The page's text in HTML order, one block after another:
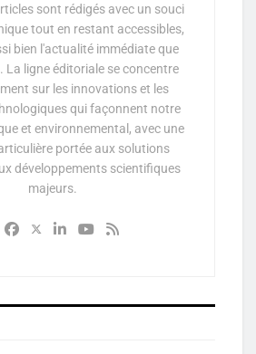
sont rédigés avec un souci
tout en restant accessibles,
bien l'actualité immédiate que
La ligne éditoriale se concentre
sur les innovations et les
qui façonnent notre
et environnemental, avec une
portée aux solutions
développements scientifiques
majeurs.